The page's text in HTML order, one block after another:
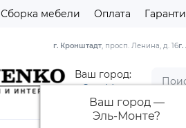
Сборка мебели Оплата
Ваш город:
Эль-Монте
Ваш город —
Эль-Монте?
г. Кронштадт, просп. Ленина, д. 16г.